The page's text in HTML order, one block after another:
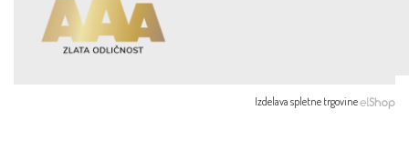
Izdelava spletne trgovine